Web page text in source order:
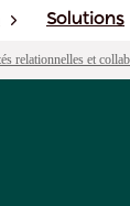
Solutions
relationnelles et